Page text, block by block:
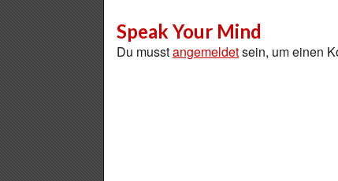
Speak Your Mind
Du musstangemeldetsein, um einen